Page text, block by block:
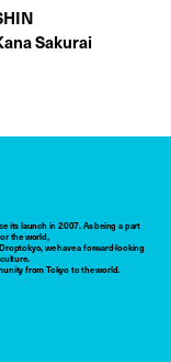
Sakurai
its launch in 2007. As being a part
the world,
we have a forward-looking
from Tokyo to the world.